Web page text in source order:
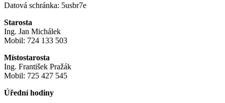
Datová schránka: 5usbr7e
Starosta
Ing. Jan Michálek
Mobil: 724 133 503
Místostarosta
Ing. František Pražák
Mobil: 725 427 545
Úřední hodiny